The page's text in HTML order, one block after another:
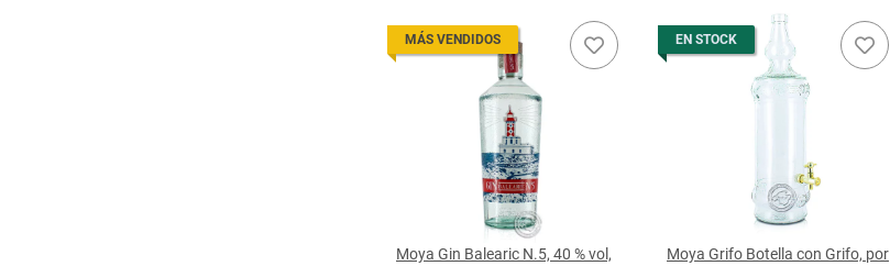
MÁS VENDIDOS
Moya Gin Balearic N.5, 40 % vol,
EN STOCK
Moya Grifo Botella con Grifo, por